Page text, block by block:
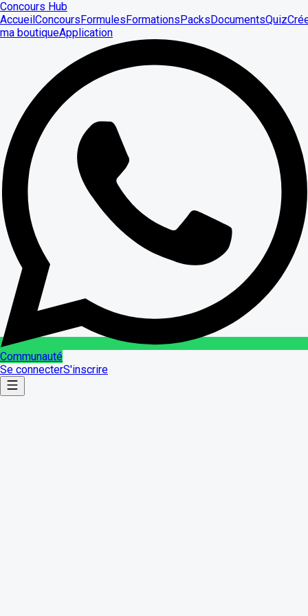
Concours Hub
AccueilConcoursFormulesFormationsPacksDocumentsQuiz
ma boutiqueApplication
Communauté
Se connecterS'inscrire